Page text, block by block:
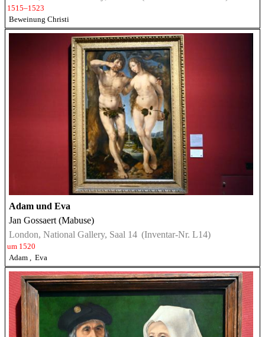
1515–1523
Beweinung Christi
Adam und Eva
Jan Gossaert (Mabuse)
London, National Gallery, Saal 14 (Inventar-Nr. L14)
um 1520
Adam , Eva